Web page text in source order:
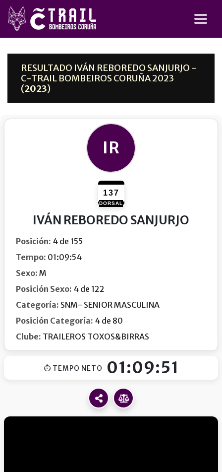
RESULTADO IVÁN REBOREDO SANJURJO -
C-TRAIL BOMBEIROS CORUÑA 2023
(2023)
IR
137
DORSAL
IVÁN REBOREDO SANJURJO
Posición: 4 de 155
Tempo: 01:09:54
Sexo: M
Posición Sexo: 4 de 122
Categoría: SNM- SENIOR MASCULINA
Posición Categoría: 4 de 80
Clube: TRAILEROS TOXOS&BIRRAS
⏱ TEMPO NETO 01:09:51